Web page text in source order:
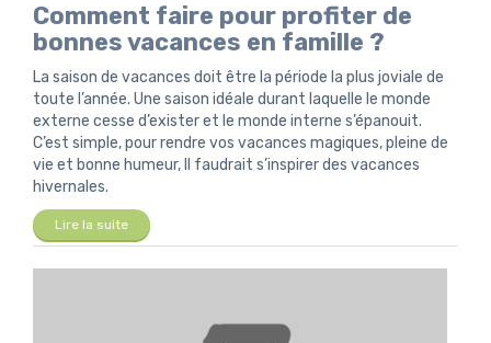
Comment faire pour profiter de
bonnes vacances en famille ?
La saison de vacances doit être la période la plus joviale de
toute l’année. Une saison idéale durant laquelle le monde
externe cesse d’exister et le monde interne s’épanouit.
C’est simple, pour rendre vos vacances magiques, pleine de
vie et bonne humeur, Il faudrait s’inspirer des vacances
hivernales.
Lire la suite